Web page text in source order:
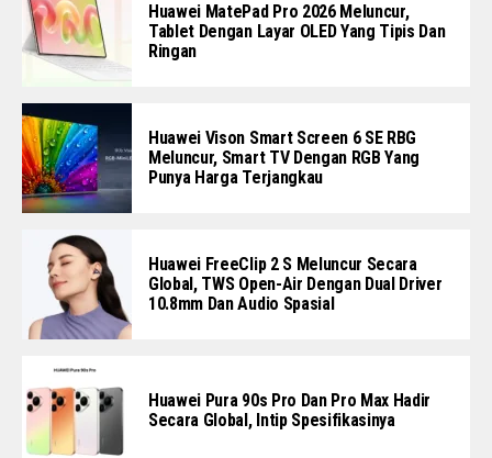
Huawei MatePad Pro 2026 Meluncur,
Tablet Dengan Layar OLED Yang Tipis Dan
Ringan
Huawei Vison Smart Screen 6 SE RBG
Meluncur, Smart TV Dengan RGB Yang
Punya Harga Terjangkau
Huawei FreeClip 2 S Meluncur Secara
Global, TWS Open-Air Dengan Dual Driver
10.8mm Dan Audio Spasial
Huawei Pura 90s Pro Dan Pro Max Hadir
Secara Global, Intip Spesifikasinya